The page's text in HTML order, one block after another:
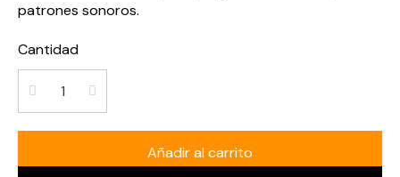
patrones sonoros.
Cantidad
Añadir al carrito